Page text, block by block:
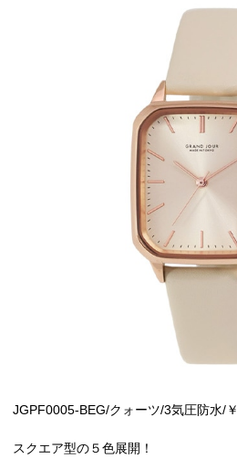
JGPF0005-BEG/クォーツ/3気圧防水/
スクエア型の５色展開！